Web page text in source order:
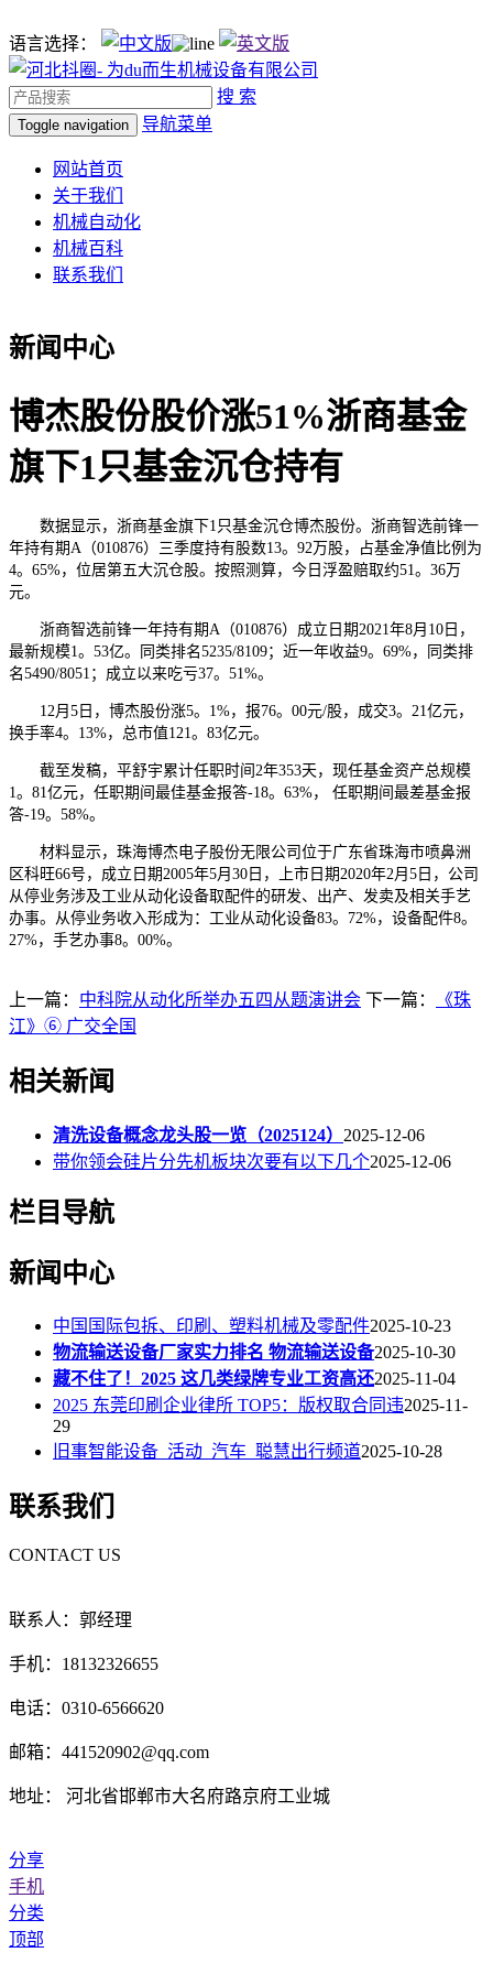
语言选择：
搜 索
Toggle navigation 导航菜单
网站首页
关于我们
机械自动化
机械百科
联系我们
新闻中心
博杰股份股价涨51%浙商基金
旗下1只基金沉仓持有
数据显示，浙商基金旗下1只基金沉仓博杰股份。浙商智选前锋一
年持有期A（010876）三季度持有股数13。92万股，占基金净值比例为
4。65%，位居第五大沉仓股。按照测算，今日浮盈赔取约51。36万
元。
浙商智选前锋一年持有期A（010876）成立日期2021年8月10日，
最新规模1。53亿。同类排名5235/8109；近一年收益9。69%，同类排
名5490/8051；成立以来吃亏37。51%。
12月5日，博杰股份涨5。1%，报76。00元/股，成交3。21亿元，
换手率4。13%，总市值121。83亿元。
截至发稿，平舒宇累计任职时间2年353天，现任基金资产总规模
1。81亿元，任职期间最佳基金报答-18。63%， 任职期间最差基金报
答-19。58%。
材料显示，珠海博杰电子股份无限公司位于广东省珠海市喷鼻洲
区科旺66号，成立日期2005年5月30日，上市日期2020年2月5日，公司
从停业务涉及工业从动化设备取配件的研发、出产、发卖及相关手艺
办事。从停业务收入形成为：工业从动化设备83。72%，设备配件8。
27%，手艺办事8。00%。
上一篇： 中科院从动化所举办五四从题演讲会 下一篇：
《珠
江》⑥ 广交全国
相关新闻
清洗设备概念龙头股一览（2025124） 2025-12-06
带你领会硅片分先机板块次要有以下几个2025-12-06
栏目导航
新闻中心
中国国际包拆、印刷、塑料机械及零配件2025-10-23
物流输送设备厂家实力排名 物流输送设备2025-10-30
藏不住了！2025 这几类绿牌专业工资高还2025-11-04
2025 东莞印刷企业律所 TOP5：版权取合同违2025-11-
29
旧事智能设备_活动_汽车_聪慧出行频道2025-10-28
联系我们
CONTACT US
联系人：郭经理
手机：18132326655
电话：0310-6566620
邮箱：441520902@qq.com
地址： 河北省邯郸市大名府路京府工业城
分享
手机
分类
顶部